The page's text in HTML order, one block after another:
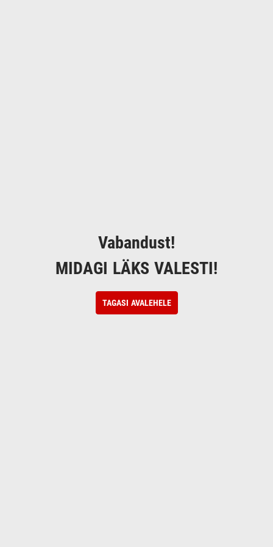
Vabandust!
MIDAGI LÄKS VALESTI!
TAGASI AVALEHELE